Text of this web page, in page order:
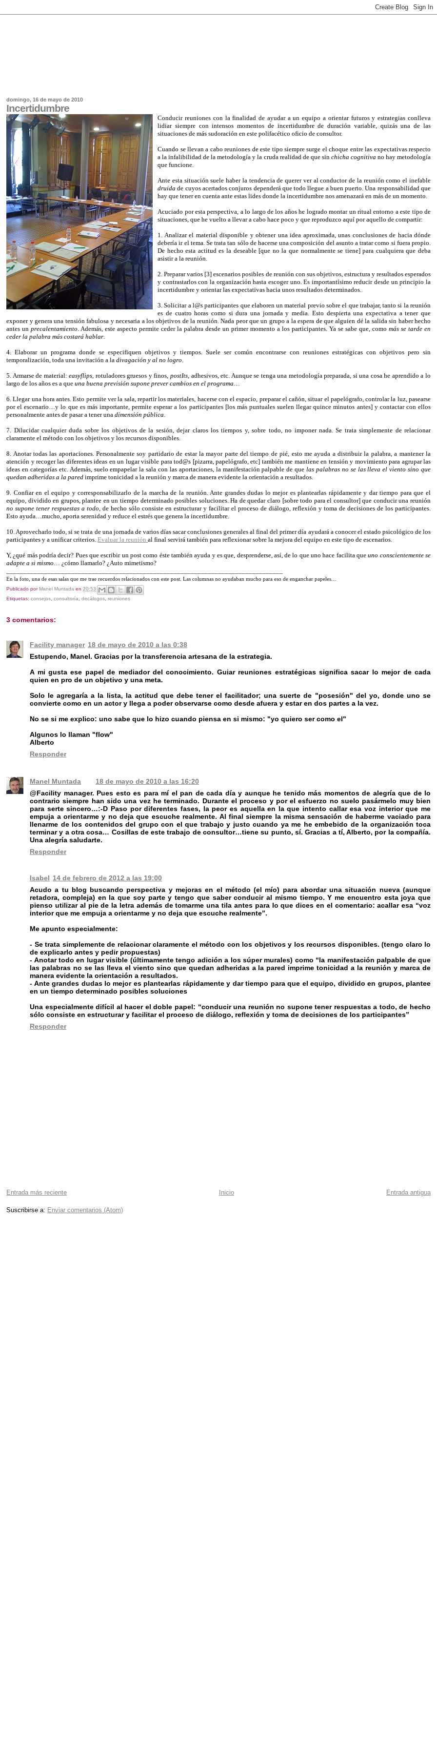
domingo, 16 de mayo de 2010
Incertidumbre
Conducir reuniones con la finalidad de ayudar a un equipo a orientar futuros y estrategias conlleva
lidiar siempre con intensos momentos de incertidumbre de duración variable, quizás una de las
situaciones de más sudoración en este polifacético oficio de consultor.
Cuando se llevan a cabo reuniones de este tipo siempre surge el choque entre las expectativas respecto
a la infalibilidad de la metodología y la cruda realidad de que sin chicha cognitiva no hay metodología
que funcione.
Ante esta situación suele haber la tendencia de querer ver al conductor de la reunión como el inefable
druida de cuyos acertados conjuros dependerá que todo llegue a buen puerto. Una responsabilidad que
hay que tener en cuenta ante estas lides donde la incertidumbre nos amenazará en más de un momento.
Acuciado por esta perspectiva, a lo largo de los años he logrado montar un ritual entorno a este tipo de
situaciones, que he vuelto a llevar a cabo hace poco y que reproduzco aquí por aquello de compartir:
1. Analizar el material disponible y obtener una idea aproximada, unas conclusiones de hacia dónde
debería ir el tema. Se trata tan sólo de hacerse una composición del asunto a tratar como si fuera propio.
De hecho esta actitud es la deseable [que no la que normalmente se tiene] para cualquiera que deba
asistir a la reunión.
2. Preparar varios [3] escenarios posibles de reunión con sus objetivos, estructura y resultados esperados
y contrastarlos con la organización hasta escoger uno. Es importantísimo reducir desde un principio la
incertidumbre y orientar las expectativas hacia unos resultados determinados.
3. Solicitar a l@s participantes que elaboren un material previo sobre el que trabajar, tanto si la reunión
es de cuatro horas como si dura una jornada y media. Esto despierta una expectativa a tener que
exponer y genera una tensión fabulosa y necesaria a los objetivos de la reunión. Nada peor que un grupo a la espera de que alguien dé la salida sin haber hecho
antes unprecalentamiento. Además, este aspecto permite ceder la palabra desde un primer momento a los participantes. Ya se sabe que, comomás se tarde en
ceder la palabra más costará hablar.
4. Elaborar un programa donde se especifiquen objetivos y tiempos. Suele ser común encontrarse con reuniones estratégicas con objetivos pero sin
temporalización, toda una invitación a ladivagación y al no logro.
5. Armarse de material:easyflips, rotuladores gruesos y finos, postIts, adhesivos, etc. Aunque se tenga una metodología preparada, si una cosa he aprendido a lo
largo de los años es a queuna buena previsión supone prever cambios en el programa…
6. Llegar una hora antes. Esto permite ver la sala, repartir los materiales, hacerse con el espacio, preparar el cañón, situar el papelógrafo, controlar la luz, pasearse
por el escenario…y lo que es más importante, permite esperar a los participantes [los más puntuales suelen llegar quince minutos antes] y contactar con ellos
personalmente antes de pasar a tener unadimensión pública.
7. Dilucidar cualquier duda sobre los objetivos de la sesión, dejar claros los tiempos y, sobre todo, no imponer nada. Se trata simplemente de relacionar
claramente el método con los objetivos y los recursos disponibles.
8. Anotar todas las aportaciones. Personalmente soy partidario de estar la mayor parte del tiempo de pié, esto me ayuda a distribuir la palabra, a mantener la
atención y recoger las diferentes ideas en un lugar visible para tod@s [pizarra, papelógrafo, etc] también me mantiene en tensión y movimiento para agrupar las
ideas en categorías etc. Además, suelo empapelar la sala con las aportaciones, la manifestación palpable de quelas palabras no se las lleva el viento sino que
quedan adheridas a la pared imprime tonicidad a la reunión y marca de manera evidente la orientación a resultados.
9. Confiar en el equipo y corresponsabilizarlo de la marcha de la reunión. Ante grandes dudas lo mejor es plantearlas rápidamente y dar tiempo para que el
equipo, dividido en grupos, plantee en un tiempo determinado posibles soluciones. Ha de quedar claro [sobre todo para el consultor] que conducir una reunión
no supone tener respuestas a todo, de hecho sólo consiste en estructurar y facilitar el proceso de diálogo, reflexión y toma de decisiones de los participantes.
Esto ayuda…mucho, aporta serenidad y reduce el estrés que genera la incertidumbre.
10. Aprovecharlo todo, si se trata de una jornada de varios días sacar conclusiones generales al final del primer día ayudará a conocer el estado psicológico de los
participantes y a unificar criterios.Evaluar la reuniónal final servirá también para reflexionar sobre la mejora del equipo en este tipo de escenarios.
Y, ¿qué más podría decir? Pues que escribir un post como éste también ayuda y es que, desprenderse, así, de lo que uno hace facilita queuno conscientemente se
adapte a si mismo… ¿cómo llamarlo? ¿Auto mimetismo?
En la foto, una de esas salas que me trae recuerdos relacionados con este post. Las columnas no ayudaban mucho para eso de enganchar papeles…
Publicado por Manel Muntada en20:53
Etiquetas:consejos ,consultoría ,decálogos ,reuniones
3 comentarios:
Facility manager 18 de mayo de 2010 a las 0:38
Estupendo, Manel. Gracias por la transferencia artesana de la estrategia.
A mi gusta ese papel de mediador del conocimiento. Guiar reuniones estratégicas significa sacar lo mejor de cada
quien en pro de un objetivo y una meta.
Solo le agregaría a la lista, la actitud que debe tener el facilitador; una suerte de "posesión" del yo, donde uno se
convierte como en un actor y llega a poder observarse como desde afuera y estar en dos partes a la vez.
No se si me explico: uno sabe que lo hizo cuando piensa en si mismo: "yo quiero ser como el"
Algunos lo llaman "flow"
Alberto
Responder
Manel Muntada
18 de mayo de 2010 a las 16:20
@Facility manager. Pues esto es para mí el pan de cada día y aunque he tenido más momentos de alegría que de lo
contrario siempre han sido una vez he terminado. Durante el proceso y por el esfuerzo no suelo pasármelo muy bien
para serte sincero…:-D Paso por diferentes fases, la peor es aquella en la que intento callar esa voz interior que me
empuja a orientarme y no deja que escuche realmente. Al final siempre la misma sensación de haberme vaciado para
llenarme de los contenidos del grupo con el que trabajo y justo cuando ya me he embebido de la organización toca
terminar y a otra cosa… Cosillas de este trabajo de consultor…tiene su punto, sí. Gracias a tí, Alberto, por la compañía.
Una alegría saludarte.
Responder
Isabel 14 de febrero de 2012 a las 19:00
Acudo a tu blog buscando perspectiva y mejoras en el método (el mío) para abordar una situación nueva (aunque
retadora, compleja) en la que soy parte y tengo que saber conducir al mismo tiempo. Y me encuentro esta joya que
pienso utilizar al pie de la letra además de tomarme una tila antes para lo que dices en el comentario: acallar esa “voz
interior que me empuja a orientarme y no deja que escuche realmente”.
Me apunto especialmente:
- Se trata simplemente de relacionar claramente el método con los objetivos y los recursos disponibles. (tengo claro lo
de explicarlo antes y pedir propuestas)
- Anotar todo en lugar visible (últimamente tengo adición a los súper murales) como “la manifestación palpable de que
las palabras no se las lleva el viento sino que quedan adheridas a la pared imprime tonicidad a la reunión y marca de
manera evidente la orientación a resultados.
- Ante grandes dudas lo mejor es plantearlas rápidamente y dar tiempo para que el equipo, dividido en grupos, plantee
en un tiempo determinado posibles soluciones
Una especialmente difícil al hacer el doble papel: “conducir una reunión no supone tener respuestas a todo, de hecho
sólo consiste en estructurar y facilitar el proceso de diálogo, reflexión y toma de decisiones de los participantes”
Responder
Entrada más reciente Entrada antigua
Inicio
Suscribirse a: Enviar comentarios (Atom)